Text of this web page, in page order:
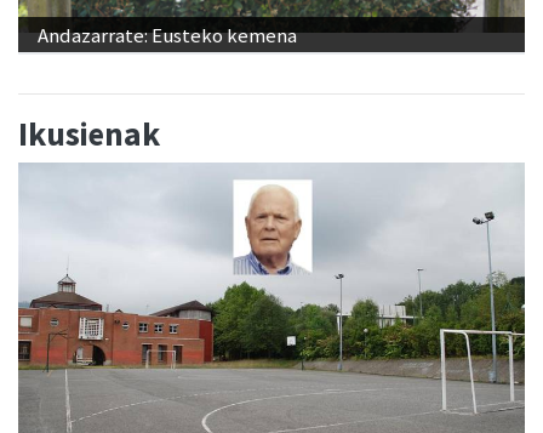
Andazarrate: Eusteko kemena
Ikusienak